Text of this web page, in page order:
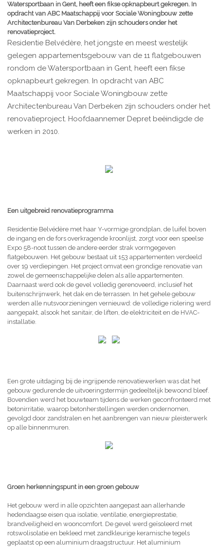
Watersportbaan in Gent, heeft een fikse opknapbeurt gekregen. In
opdracht van ABC Maatschappij voor Sociale Woningbouw zette
Architectenbureau Van Derbeken zijn schouders onder het
renovatieproject.
Residentie Belvédère, het jongste en meest westelijk
gelegen appartementsgebouw van de 11 flatgebouwen
rondom de Watersportbaan in Gent, heeft een fikse
opknapbeurt gekregen. In opdracht van ABC
Maatschappij voor Sociale Woningbouw zette
Architectenbureau Van Derbeken zijn schouders onder het
renovatieproject. Hoofdaannemer Depret beëindigde de
werken in 2010.
Een uitgebreid renovatieprogramma
Residentie Belvédère met haar Y-vormige grondplan, de luifel boven
de ingang en de fors overkragende kroonlijst, zorgt voor een speelse
Expo 58-noot tussen de andere eerder strak vormgegeven
flatgebouwen. Het gebouw bestaat uit 153 appartementen verdeeld
over 19 verdiepingen. Het project omvat een grondige renovatie van
zowel de gemeenschappelijke delen als alle appartementen.
Daarnaast werd ook de gevel volledig gerenoveerd, inclusief het
buitenschrijnwerk, het dak en de terrassen. In het gehele gebouw
werden alle nutsvoorzieningen vernieuwd: de volledige riolering werd
aangepakt, alsook het sanitair, de liften, de elektriciteit en de HVAC-
installatie.
Een grote uitdaging bij de ingrijpende renovatiewerken was dat het
gebouw gedurende de uitvoeringstermijn gedeeltelijk bewoond bleef.
Bovendien werd het bouwteam tijdens de werken geconfronteerd met
betonirritatie, waarop betonherstellingen werden ondernomen,
gevolgd door zandstralen en het aanbrengen van nieuw pleisterwerk
op alle binnenmuren.
Groen herkenningspunt in een groen gebouw
Het gebouw werd in alle opzichten aangepast aan allerhande
hedendaagse eisen qua isolatie, ventilatie, energieprestatie,
brandveiligheid en wooncomfort. De gevel werd geïsoleerd met
rotswolisolatie en bekleed met zandkleurige keramische tegels
geplaatst op een aluminium draagstructuur. Het aluminium